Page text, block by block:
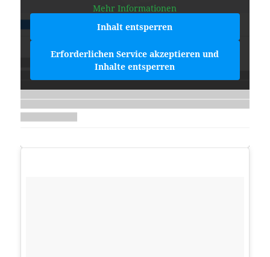
Mehr Informationen
Inhalt entsperren
Erforderlichen Service akzeptieren und
Inhalte entsperren